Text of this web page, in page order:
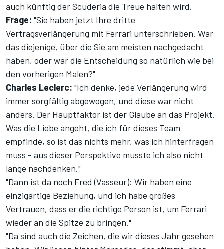
auch künftig der Scuderia die Treue halten wird.
Frage: "Sie haben jetzt Ihre dritte
Vertragsverlängerung mit Ferrari unterschrieben. War
das diejenige, über die Sie am meisten nachgedacht
haben, oder war die Entscheidung so natürlich wie bei
den vorherigen Malen?"
Charles Leclerc: "Ich denke, jede Verlängerung wird
immer sorgfältig abgewogen, und diese war nicht
anders. Der Hauptfaktor ist der Glaube an das Projekt.
Was die Liebe angeht, die ich für dieses Team
empfinde, so ist das nichts mehr, was ich hinterfragen
muss - aus dieser Perspektive musste ich also nicht
lange nachdenken."
"Dann ist da noch Fred (Vasseur): Wir haben eine
einzigartige Beziehung, und ich habe großes
Vertrauen, dass er die richtige Person ist, um Ferrari
wieder an die Spitze zu bringen."
"Da sind auch die Zeichen, die wir dieses Jahr gesehen